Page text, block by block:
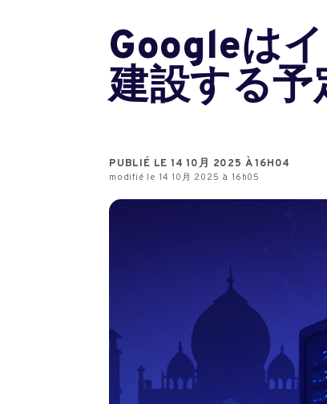
Googleは
建設する予
PUBLIÉ LE 14 10月 2025 À 16H04
modifié le 14 10月 2025 à 16h05